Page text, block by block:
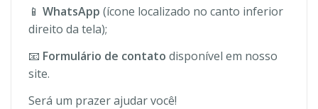
📱 WhatsApp (ícone localizado no canto inferior
direito da tela);
📧 Formulário de contato disponível em nosso
site.
Será um prazer ajudar você!